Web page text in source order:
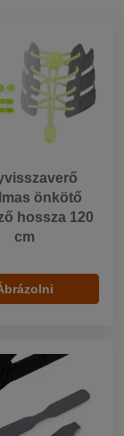
önkötő
hossza 120
cm